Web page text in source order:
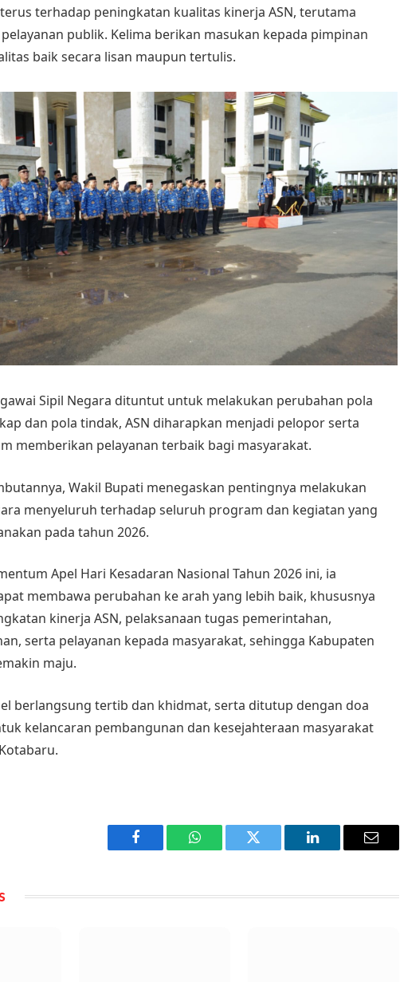
terhadap peningkatan kualitas kinerja ASN, terutama
publik. Kelima berikan masukan kepada pimpinan
baik secara lisan maupun tertulis.
Sipil Negara dituntut untuk melakukan perubahan pola
dan pola tindak, ASN diharapkan menjadi pelopor serta
memberikan pelayanan terbaik bagi masyarakat.
Wakil Bupati menegaskan pentingnya melakukan
menyeluruh terhadap seluruh program dan kegiatan yang
pada tahun 2026.
Apel Hari Kesadaran Nasional Tahun 2026 ini, ia
membawa perubahan ke arah yang lebih baik, khususnya
kinerja ASN, pelaksanaan tugas pemerintahan,
serta pelayanan kepada masyarakat, sehingga Kabupaten
maju.
berlangsung tertib dan khidmat, serta ditutup dengan doa
kelancaran pembangunan dan kesejahteraan masyarakat
Facebook WhatsAppTwitter LinkedIn Email